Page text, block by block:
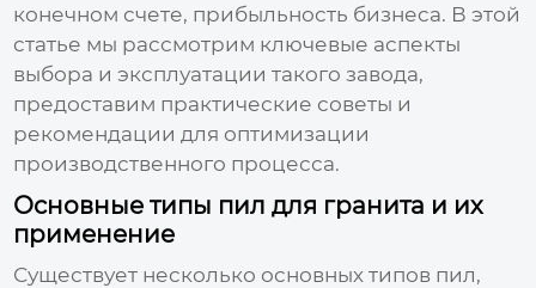
конечном счете, прибыльность бизнеса. В этой
статье мы рассмотрим ключевые аспекты
выбора и эксплуатации такого завода,
предоставим практические советы и
рекомендации для оптимизации
производственного процесса.
Основные типы пил для гранита и их
применение
Существует несколько основных типов пил,